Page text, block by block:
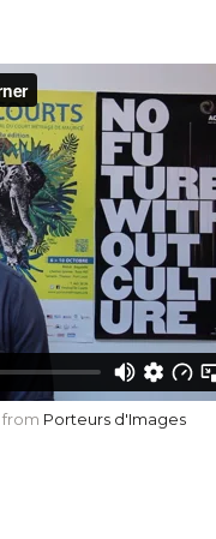
from Porteurs d'Images